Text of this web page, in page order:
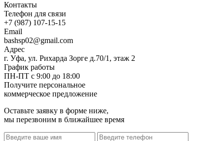
Контакты
Телефон для связи
+7 (987) 107-15-15
Email
bashsp02@gmail.com
Адрес
г. Уфа, ул. Рихарда Зорге д.70/1, этаж 2
График работы
ПН-ПТ с 9:00 до 18:00
Получите персональное
коммерческое предложение
Оставьте заявку в форме ниже,
мы перезвоним в ближайшее время